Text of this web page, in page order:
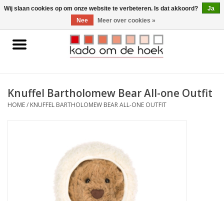
0 Artikelen - €0,00
Home
Gadgets
Knuffel Bartholomew Bear All-one Outfit
HOME/ KNUFFEL BARTHOLOMEW BEAR ALL-ONE OUTFIT
Wij slaan cookies op om onze website te verbeteren. Is dat akkoord?
Ja
Nee
Meer over cookies »